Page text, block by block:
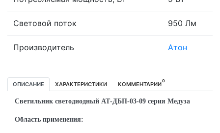
Световой поток 950 Лм
Производитель Атон
ОПИСАНИЕ ХАРАКТЕРИСТИКИ КОММЕНТАРИИ0
Светильник светодиодный АТ-ДБП-03-09 серия Медуза
Область применения: